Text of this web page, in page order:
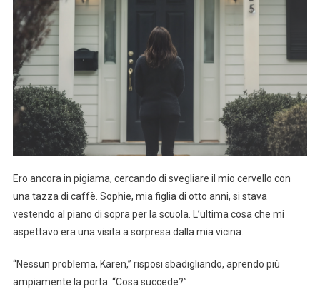
Ero ancora in pigiama, cercando di svegliare il mio cervello con
una tazza di caffè. Sophie, mia figlia di otto anni, si stava
vestendo al piano di sopra per la scuola. L’ultima cosa che mi
aspettavo era una visita a sorpresa dalla mia vicina.
“Nessun problema, Karen,” risposi sbadigliando, aprendo più
ampiamente la porta. “Cosa succede?”